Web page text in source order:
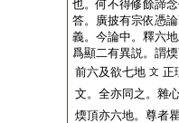
也。何不得修餘諦
答。廣披有宗依憑
義。今論中。釋六
爲顯二有異説。謂
前六及欲七地 文 正
文。全亦同之。雜
煗頂亦六地。尊者